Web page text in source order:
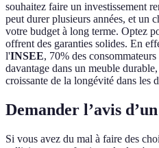
souhaitez faire un investissement
peut durer plusieurs années, et un
votre budget à long terme. Optez
offrent des garanties solides. En
l'INSEE, 70% des
davantage dans un meuble
croissante de la longévité dans les
Demander l’avis
Si vous avez du mal à faire des